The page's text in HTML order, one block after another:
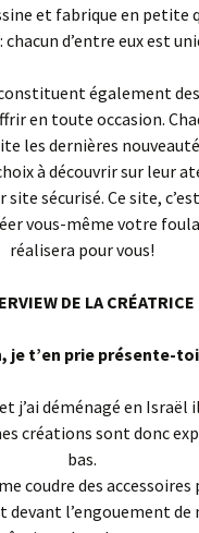
et fabrique en petite
chacun d’entre eux est
également
en toute occasion.
les dernières
à découvrir sur leur
site sécurisé. Ce site,
vous-même votre
réalisera pour vous!
DE LA CRÉATRICE
je t’en prie présente-
j’ai déménagé en Israël
créations sont donc
bas.
coudre des accessoires
devant l’engouement de